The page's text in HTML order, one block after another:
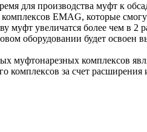
для производства муфт к
комплексов EMAG, которые
муфт увеличатся более чем в 2
оборудовании будет освоен
муфтонарезных комплексов
комплексов за счет